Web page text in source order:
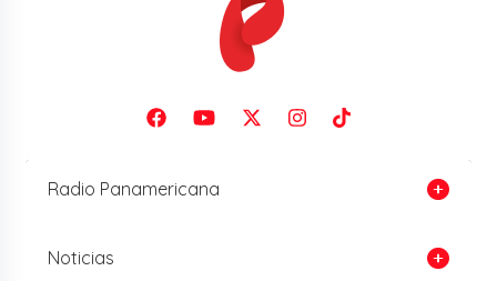
Radio Panamericana
Noticias